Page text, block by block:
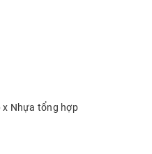
x Nhựa tổng hợp